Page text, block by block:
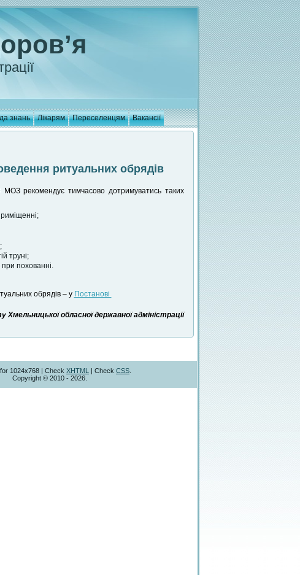
знань Лікарям Переселенцям Вакансії
ритуальних обрядів
МОЗ рекомендує тимчасово дотримуватись таких
труні;
при похованні.
обрядів – у Постанові
обласної державної адміністрації
1024x768 | Check XHTML | Check CSS
Copyright © 2010 - 2026.